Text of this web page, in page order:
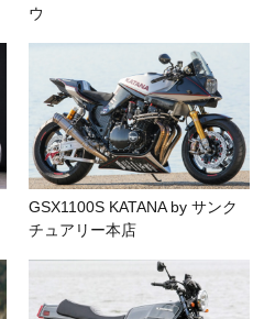
ウ
GSX1100S KATANA by サンク
チュアリー本店